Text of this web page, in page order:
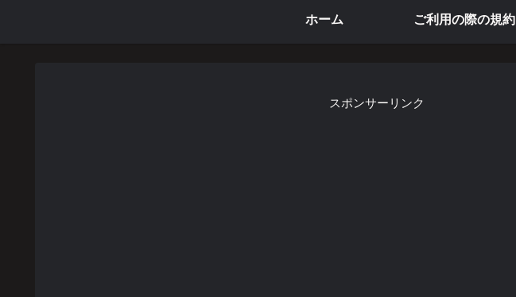
ホーム ご利用の際の規約
スポンサーリンク